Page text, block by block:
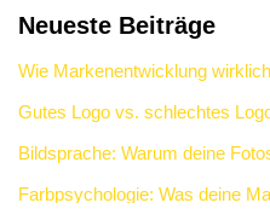
Neueste Beiträge
Wie Markenentwicklung
Gutes Logo vs. schlechtes
Bildsprache: Warum deine
Farbpsychologie: Was deine